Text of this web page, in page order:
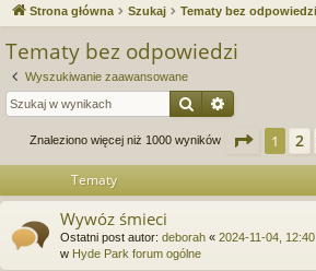
Strona główna Szukaj Tematy bez odpowiedzi
Tematy bez odpowiedzi
Wyszukiwanie zaawansowane
Szukaj
Znaleziono więcej niż 1000 wyników Strona
1 2
Tematy
Wywóz śmieci
Ostatni post autor: deborah « 2024-11-04, 12:40
w Hyde Park forum ogólne